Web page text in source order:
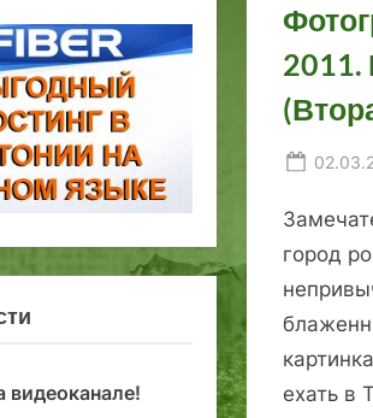
2011.
Posted
город
ехать в
видеоканале!